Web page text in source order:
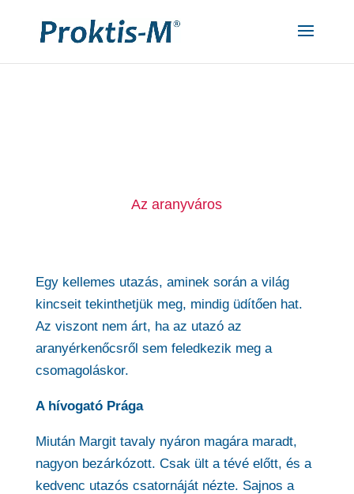
Az aranyváros
Egy kellemes utazás, aminek során a világ
kincseit tekinthetjük meg, mindig üdítően hat.
Az viszont nem árt, ha az utazó az
aranyérkenőcsről sem feledkezik meg a
csomagoláskor.
A hívogató Prága
Miután Margit tavaly nyáron magára maradt,
nagyon bezárkózott. Csak ült a tévé előtt, és a
kedvenc utazós csatornáját nézte. Sajnos a